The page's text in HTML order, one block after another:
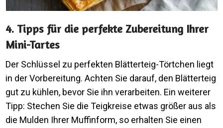
4. Tipps für die perfekte Zubereitung Ihrer
Mini-Tartes
Der Schlüssel zu perfekten Blätterteig-Törtchen liegt
in der Vorbereitung. Achten Sie darauf, den Blätterteig
gut zu kühlen, bevor Sie ihn verarbeiten. Ein weiterer
Tipp: Stechen Sie die Teigkreise etwas größer aus als
die Mulden Ihrer Muffinform, so erhalten Sie einen